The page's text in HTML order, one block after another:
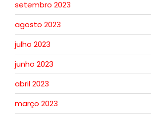
setembro 2023
agosto 2023
julho 2023
junho 2023
abril 2023
março 2023